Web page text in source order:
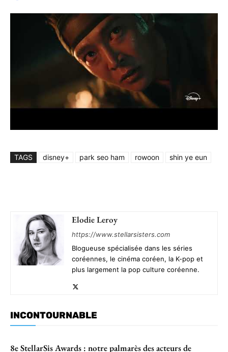
TAGS disney+ park seo ham rowoon shin ye eun
Elodie Leroy
https://www.stellarsisters.com
Blogueuse spécialisée dans les séries
coréennes, le cinéma coréen, la K-pop et
plus largement la pop culture coréenne.
INCONTOURNABLE
8e StellarSis Awards : notre palmarès des acteurs de